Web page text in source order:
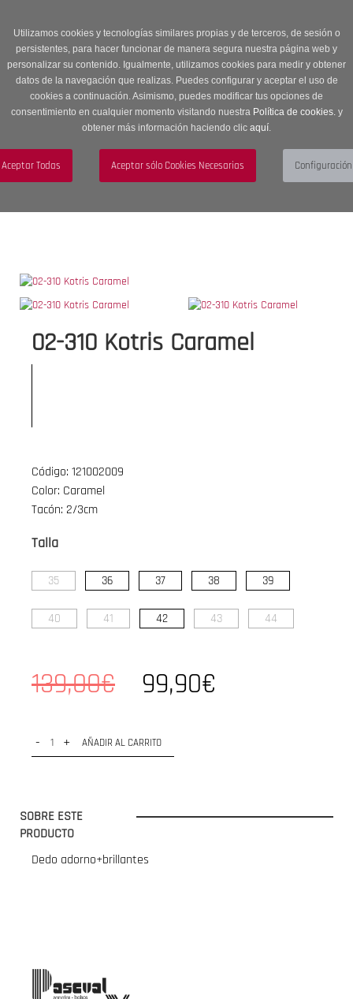
Utilizamos cookies y tecnologías similares propias y de terceros, de sesión o
persistentes, para hacer funcionar de manera segura nuestra página web y
personalizar su contenido. Igualmente, utilizamos cookies para medir y obtener
datos de la navegación que realizas. Puedes configurar y aceptar el uso de
cookies a continuación. Asimismo, puedes modificar tus opciones de
consentimiento en cualquier momento visitando nuestra Política de cookies.y
obtener más información haciendo clic aquí.
descuento en Sección OUTLET con código OUTLET20
navigation
Menú
02-310 Kotris Caramel
Código: 121002009
Color: Caramel
Tacón: 2/3cm
Talla
35 36 37 38 39
40 41 42 43 44
139,00€ 99,90€
- + AÑADIR AL CARRITO
SOBRE ESTE
PRODUCTO
Dedo adorno+brillantes